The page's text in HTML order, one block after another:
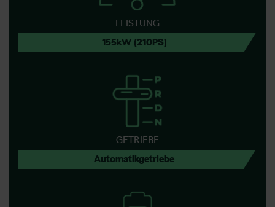
LEISTUNG
155kW (210PS)
GETRIEBE
Automatikgetriebe